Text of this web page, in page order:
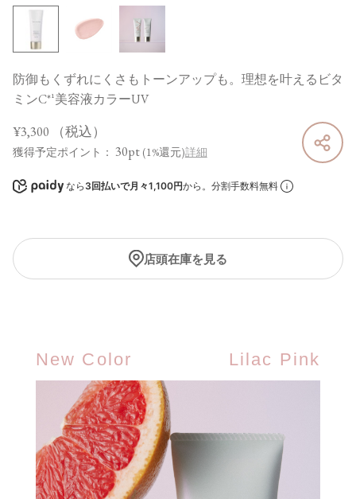
防御もくずれにくさもトーンアップも。理想を叶えるビタ
ミンC*¹美容液カラーUV
¥3,300 （税込）
獲得予定ポイント： 30pt (1%還元)詳細
なら 3回払いで月々1,100円から。分割手数料無料
店頭在庫を見る
New Color Lilac Pink